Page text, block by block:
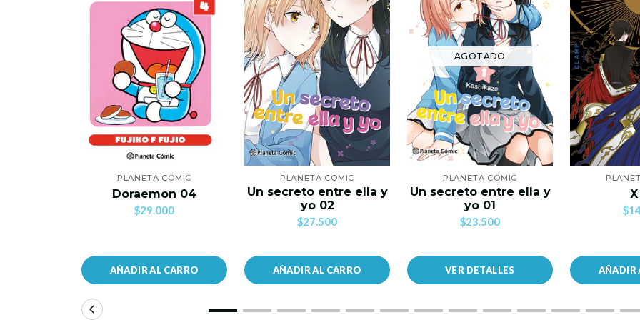
PLANETA COMIC
Doraemon 04
$29.000
AÑADIR AL CARRO
PLANETA COMIC
Un secreto entre ella y
yo 02
$27.500
AÑADIR AL CARRO
AGOTADO
PLANETA COMIC
Un secreto entre ella y
yo 01
$23.500
VER DETALLES AÑADIR